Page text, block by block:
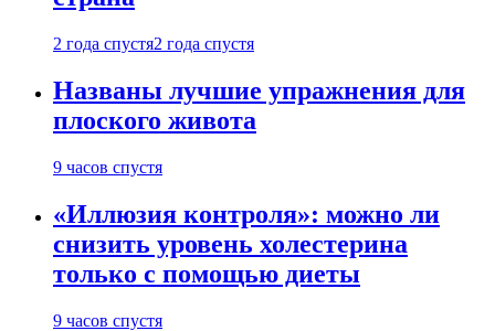
2 года спустя2 года спустя
Названы лучшие упражнения для
плоского живота
9 часов спустя
«Иллюзия контроля»: можно ли
снизить уровень холестерина
только с помощью диеты
9 часов спустя